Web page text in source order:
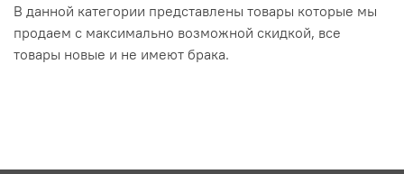
В данной категории представлены товары которые мы
продаем с максимально возможной скидкой, все
товары новые и не имеют брака.